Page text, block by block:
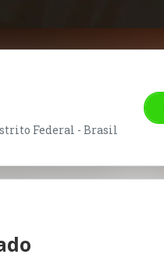
Federal - Brasil